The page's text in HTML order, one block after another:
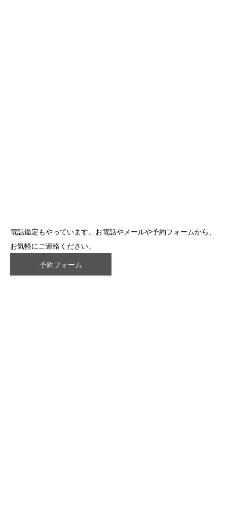
電話鑑定もやっています。お電話やメールや予約フォームから、
お気軽にご連絡ください。
予約フォーム